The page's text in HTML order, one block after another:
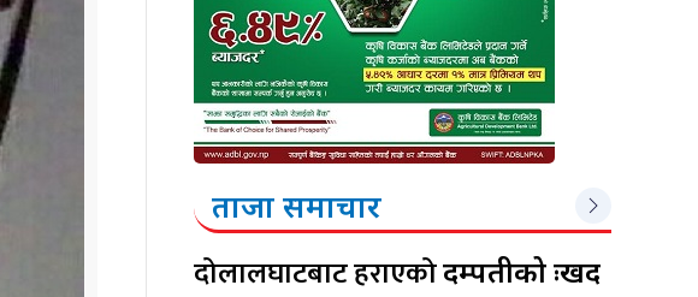
ताजा समाचार
दोलालघाटबाट हराएकोदम्पतीको दुःखद